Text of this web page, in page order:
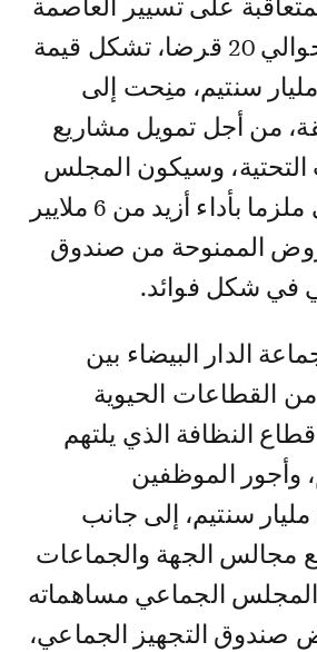
على تسيير العاصمة
الاقتصادية إلى حوالي 20 قرضا، تشكل قيمة
مالية تتجاوز 25 مليار سنتيم، منِحت إلى
من أجل تمويل مشاريع
التحتية، وسيكون المجلس
الجماعي الحالي ملزما بأداء أزيد من 6 ملايير
الممنوحة من صندوق
في شكل فوائد.
الدار البيضاء بين
القطاعات الحيوية
قطاع النظافة الذي يلتهم
وأجور الموظفين
الجماعيين بـ112 مليار سنتيم، إلى جانب
مجالس الجهة والجماعات
المجلس الجماعي مساهماته
صندوق التجهيز الجماعي،